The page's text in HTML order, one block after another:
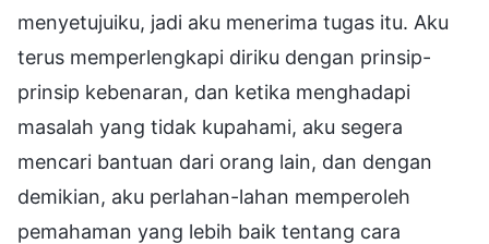
menyetujuiku, jadi aku menerima tugas itu. Aku
terus memperlengkapi diriku dengan prinsip-
prinsip kebenaran, dan ketika menghadapi
masalah yang tidak kupahami, aku segera
mencari bantuan dari orang lain, dan dengan
demikian, aku perlahan-lahan memperoleh
pemahaman yang lebih baik tentang cara